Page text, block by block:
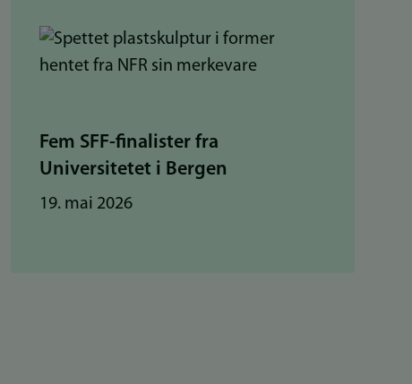
Fem SFF-finalister fra
Universitetet i Bergen
19. mai 2026